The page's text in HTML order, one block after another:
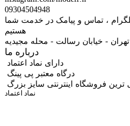
09304504948
، تماس و پیامک در خدمت شما
هستیم
تهران - خیابان رسالت - محله مجیدیه
درباره ما
دارای نماد اعتماد
درگاه معتبر پی پینگ
ترین فروشگاه اینترنتی سایز بزرگ
نماد اعتماد